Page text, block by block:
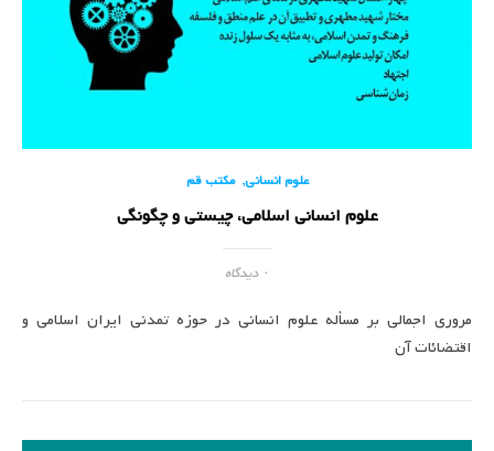
علوم انسانی,مکتب قم
علوم انسانی اسلامی، چیستی و چگونگی
۰ دیدگاه
مروری اجمالی بر مسأله علوم انسانی در حوزه تمدنی ایران اسلامی و
اقتضائات آن